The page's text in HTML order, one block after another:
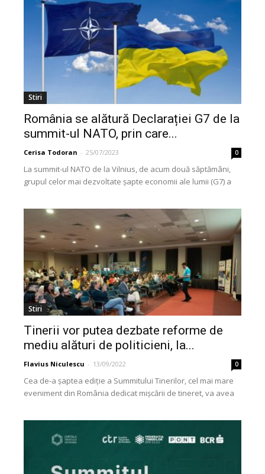
Stiri
România se alătură Declarației G7 de la
summit-ul NATO, prin care...
Cerisa Todoran - 25/07/2023 0
La summit-ul NATO de la Vilnius, de acum două săptămâni,
grupul celor mai dezvoltate șapte economii ale lumii (G7) a
Stiri
Tinerii vor putea dezbate reforme de
mediu alături de politicieni, la...
Flavius Niculescu - 13/09/2022 0
Cea de-a șaptea ediție a Summitului Tinerilor, cel mai mare
eveniment din România dedicat mișcării de tineret, va avea